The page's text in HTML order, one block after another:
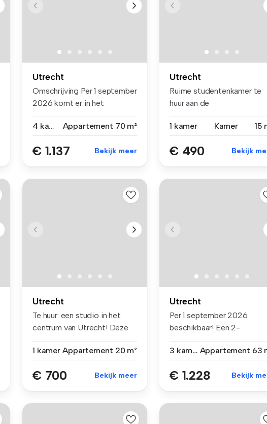
Utrecht
Omschrijving Per 1 september
2026 komt er in het
4 kamers
Appartement 70 m²
€ 1.137 Bekijk meer
Utrecht
Ruime studentenkamer te
huur aan de
1 kamer
Kamer 15
€ 490 Bekijk
Utrecht
Te huur: een studio in het
centrum van Utrecht! Deze
1 kamer Appartement 20 m²
€ 700 Bekijk meer
Utrecht
Per 1 september 2026
beschikbaar! Een 2-
3 kamers Appartement 63
€ 1.228 Bekijk